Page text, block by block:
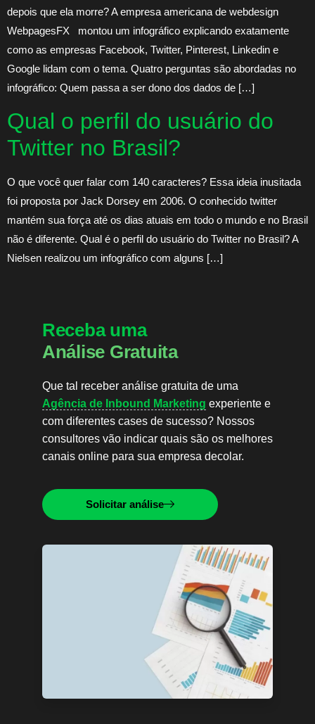
depois que ela morre? A empresa americana de webdesign
WebpagesFX montou um infográfico explicando exatamente
como as empresas Facebook, Twitter, Pinterest, Linkedin e
Google lidam com o tema. Quatro perguntas são abordadas no
infográfico: Quem passa a ser dono dos dados de […]
Qual o perfil do usuário do
Twitter no Brasil?
O que você quer falar com 140 caracteres? Essa ideia inusitada
foi proposta por Jack Dorsey em 2006. O conhecido twitter
mantém sua força até os dias atuais em todo o mundo e no Brasil
não é diferente. Qual é o perfil do usuário do Twitter no Brasil? A
Nielsen realizou um infográfico com alguns […]
Receba uma
Análise Gratuita
Que tal receber análise gratuita de uma
Agência de Inbound Marketing experiente e
com diferentes cases de sucesso? Nossos
consultores vão indicar quais são os melhores
canais online para sua empresa decolar.
Solicitar análise